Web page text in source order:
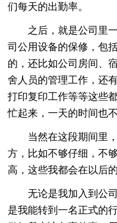
们每天的出勤率。
之后，就是公司里
司公用设备的保修，包
的，还比如公司房间、
舍人员的管理工作，还
打印复印工作等等这些
忙起来，一天的时间也不
当然在这段期间里
方，比如不够仔细，不
高，这些我都会在以后
无论是我加入到公
是我能转到一名正式的